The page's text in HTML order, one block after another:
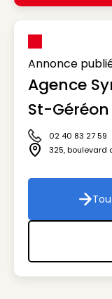
Annonce
Agence
St-Géréon
Icône téléphone
02 40 83 27 59
Icône adresse
325, boulevard